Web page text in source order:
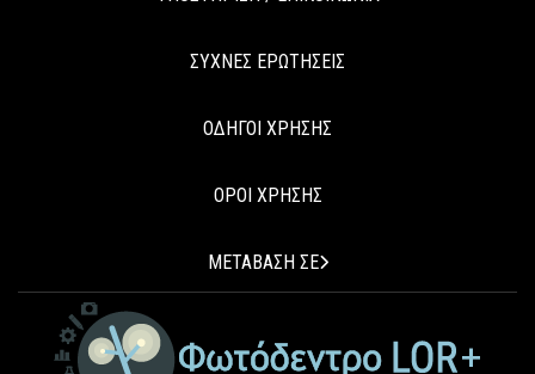
ΣΥΧΝΕΣ ΕΡΩΤΗΣΕΙΣ
ΟΔΗΓΟΙ ΧΡΗΣΗΣ
ΟΡΟΙ ΧΡΗΣΗΣ
ΜΕΤΑΒΑΣΗ ΣΕ